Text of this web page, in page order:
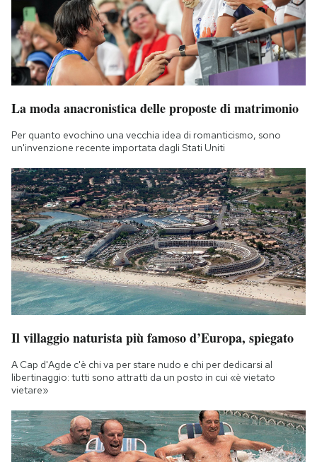
La moda anacronistica delle proposte di matrimonio
Per quanto evochino una vecchia idea di romanticismo, sono
un'invenzione recente importata dagli Stati Uniti
Il villaggio naturista più famoso d’Europa, spiegato
A Cap d'Agde c'è chi va per stare nudo e chi per dedicarsi al
libertinaggio: tutti sono attratti da un posto in cui «è vietato
vietare»